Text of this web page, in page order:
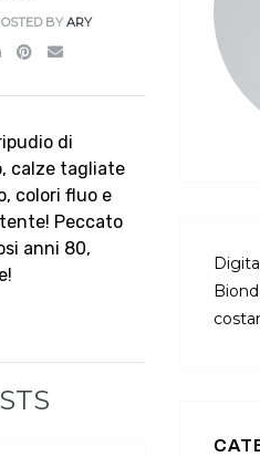
BY ARY
di
calze tagliate
colori fluo e
Peccato
anni 80,